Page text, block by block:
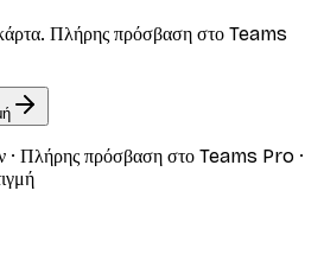
κάρτα. Πλήρης πρόσβαση στο Teams
· Πλήρης πρόσβαση στο Teams Pro ·